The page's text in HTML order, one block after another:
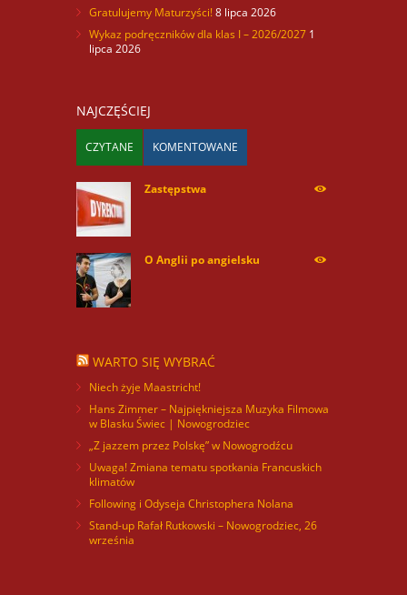
Gratulujemy Maturzyści!8 lipca 2026
Wykaz podręczników dla klas I – 2026/2027 1
lipca 2026
NAJCZĘŚCIEJ
CZYTANE KOMENTOWANE
Zastępstwa
O Anglii po angielsku
WARTO SIĘ WYBRAĆ
Niech żyje Maastricht!
Hans Zimmer – Najpiękniejsza Muzyka Filmowa
w Blasku Świec | Nowogrodziec
„Z jazzem przez Polskę” w Nowogrodźcu
Uwaga! Zmiana tematu spotkania Francuskich
klimatów
Following i Odyseja Christophera Nolana
Stand-up Rafał Rutkowski – Nowogrodziec, 26
września